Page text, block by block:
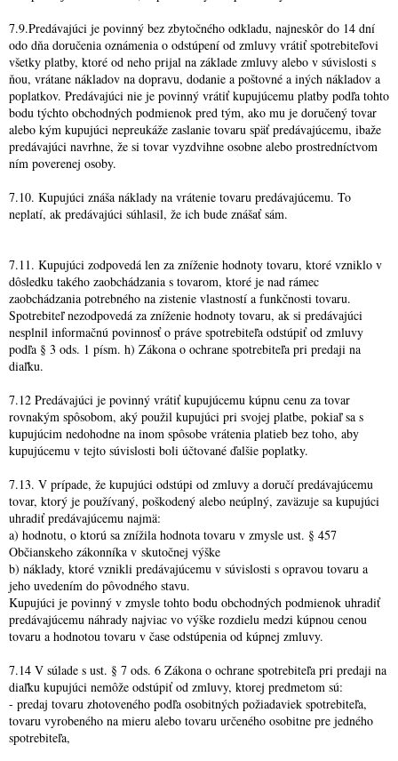
7.9.Predávajúci je povinný bez zbytočného odkladu, najneskôr do 14 dní
odo dňa doručenia oznámenia o odstúpení od zmluvy vrátiť spotrebiteľovi
všetky platby, ktoré od neho prijal na základe zmluvy alebo v súvislosti s
ňou, vrátane nákladov na dopravu, dodanie a poštovné a iných nákladov a
poplatkov. Predávajúci nie je povinný vrátiť kupujúcemu platby podľa tohto
bodu týchto obchodných podmienok pred tým, ako mu je doručený tovar
alebo kým kupujúci nepreukáže zaslanie tovaru späť predávajúcemu, ibaže
predávajúci navrhne, že si tovar vyzdvihne osobne alebo prostredníctvom
ním poverenej osoby.
7.10. Kupujúci znáša náklady na vrátenie tovaru predávajúcemu. To
neplatí, ak predávajúci súhlasil, že ich bude znášať sám.
7.11. Kupujúci zodpovedá len za zníženie hodnoty tovaru, ktoré vzniklo v
dôsledku takého zaobchádzania s tovarom, ktoré je nad rámec
zaobchádzania potrebného na zistenie vlastností a funkčnosti tovaru.
Spotrebiteľ nezodpovedá za zníženie hodnoty tovaru, ak si predávajúci
nesplnil informačnú povinnosť o práve spotrebiteľa odstúpiť od zmluvy
podľa § 3 ods. 1 písm. h) Zákona o ochrane spotrebiteľa pri predaji na
diaľku.
7.12 Predávajúci je povinný vrátiť kupujúcemu kúpnu cenu za tovar
rovnakým spôsobom, aký použil kupujúci pri svojej platbe, pokiaľ sa s
kupujúcim nedohodne na inom spôsobe vrátenia platieb bez toho, aby
kupujúcemu v tejto súvislosti boli účtované ďalšie poplatky.
7.13. V prípade, že kupujúci odstúpi od zmluvy a doručí predávajúcemu
tovar, ktorý je používaný, poškodený alebo neúplný, zaväzuje sa kupujúci
uhradiť predávajúcemu najmä:
a) hodnotu, o ktorú sa znížila hodnota tovaru v zmysle ust. § 457
Občianskeho zákonníka v skutočnej výške
b) náklady, ktoré vznikli predávajúcemu v súvislosti s opravou tovaru a
jeho uvedením do pôvodného stavu.
Kupujúci je povinný v zmysle tohto bodu obchodných podmienok uhradiť
predávajúcemu náhrady najviac vo výške rozdielu medzi kúpnou cenou
tovaru a hodnotou tovaru v čase odstúpenia od kúpnej zmluvy.
7.14 V súlade s ust. § 7 ods. 6 Zákona o ochrane spotrebiteľa pri predaji na
diaľku kupujúci nemôže odstúpiť od zmluvy, ktorej predmetom sú:
- predaj tovaru zhotoveného podľa osobitných požiadaviek spotrebiteľa,
tovaru vyrobeného na mieru alebo tovaru určeného osobitne pre jedného
spotrebiteľa,